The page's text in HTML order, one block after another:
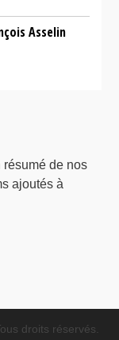
Asselin
résumé de nos
ajoutés à
droits réservés.